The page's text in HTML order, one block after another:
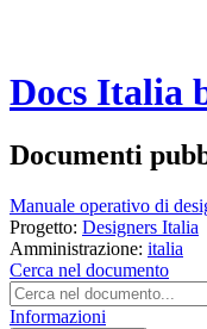
Docs Italia
Documenti
Manuale operativo di
Progetto: Designers Italia
Amministrazione: italia
Cerca nel documento
Informazioni